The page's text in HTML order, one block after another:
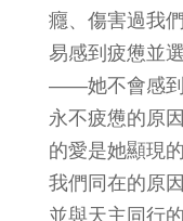
癮、傷害過我
易感到疲憊並
——她不會感到
永不疲憊的原
的愛是她顯現
我們同在的原
並與天主同行的